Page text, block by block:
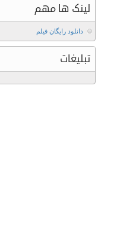
لینک
مستقیم
دانلود
سریال
Cruel
Istanbul
لینک ها مهم
دانلود رایگان فیلم
تبلیغات